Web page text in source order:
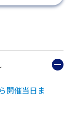
開催当日ま